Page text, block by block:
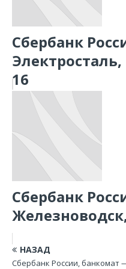
Сбербанк
16
Сбербанк
НАЗАД
Сбербанк России, банкомат